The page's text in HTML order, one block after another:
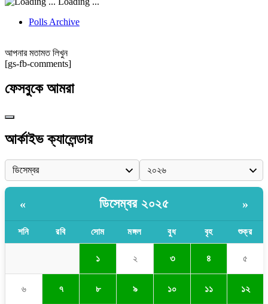
Polls Archive
আপনার মতামত লিখুন
[gs-fb-comments]
ফেসবুকে আমরা
আর্কাইভ ক্যালেন্ডার
« ডিসেম্বর ২০২৫ »
শনি রবি সোম মঙ্গল বুধ বৃহ শুক্র
১ ২ ৩ ৪ ৫
৬ ৭ ৮ ৯ ১০ ১১ ১২